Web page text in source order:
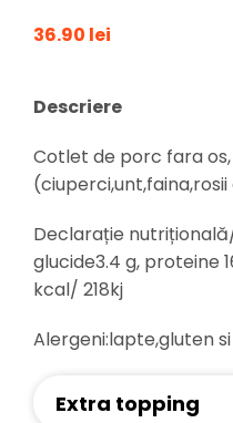
36.90 lei
Descriere
Cotlet de porc fara
Declarație
glucide3.4 g, proteine
kcal/ 218kj
Alergeni:lapte,gluten
Extra topping